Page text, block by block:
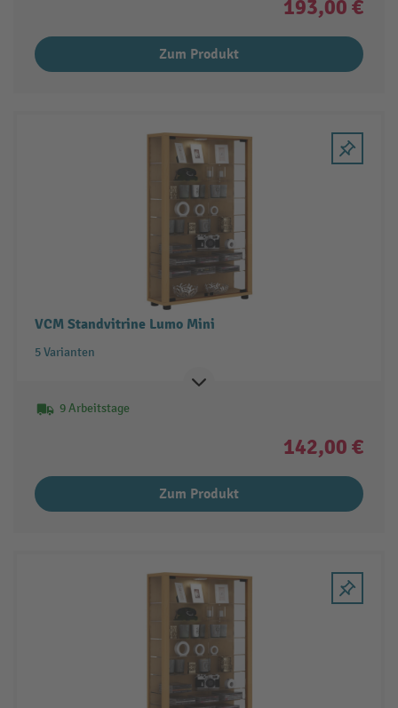
193,00 €
Zum Produkt
VCM Standvitrine Lumo Mini
5 Varianten
9 Arbeitstage
142,00 €
Zum Produkt